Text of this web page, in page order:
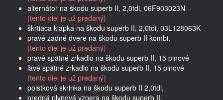
alternátor na škodu superb II, 2,0tdi, 06F903023N
(tento diel je už predaný)
škrtiaca klapka na škodu superb II, 2,0tdi, 03L128063K
pravé zadné dvere na škodu superb II kombi,
(tento diel je už predaný)
pravé spätné zrkadlo na škodu superb II, 15 pinové
ľavé spätné zrkadlo na škodu superb II, 15 pinové
(tento diel je už predaný)
poistková skrinka na škodu superb II 2,0tdi,
predná plynová vzpera na škodu superb II,